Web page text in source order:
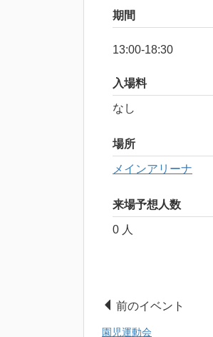
期間
13:00-18:30
入場料
なし
場所
メインアリーナ
来場予想人数
0 人
前のイベント
園児運動会